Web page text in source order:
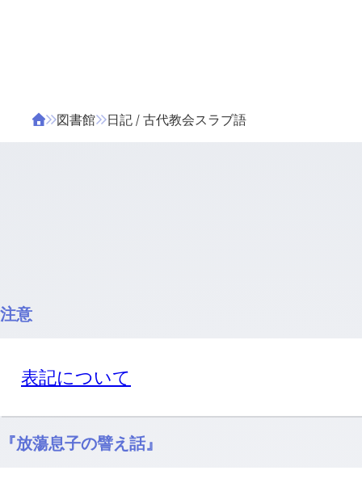
図書館 日記 / 古代教会スラブ語
注意
表記について
『放蕩息子の譬え話』